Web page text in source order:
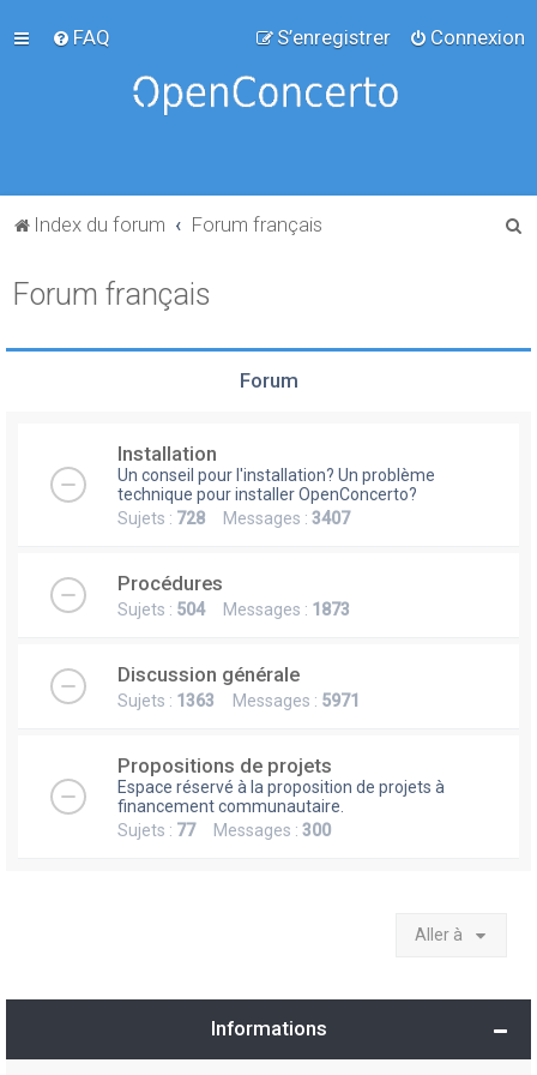
FAQ Connexion
S’enregistrer
Index du forum Forum français
e
Forum français
Forum
Installation
Un conseil pour l'installation? Un problème
technique pour installer OpenConcerto?
Sujets : 728 Messages : 3407
Procédures
Sujets : 504Messages : 1873
Discussion générale
Sujets : 1363 Messages : 5971
Propositions de projets
Espace réservé à la proposition de projets à
financement communautaire.
Sujets : 77Messages : 300
Aller à
Informations